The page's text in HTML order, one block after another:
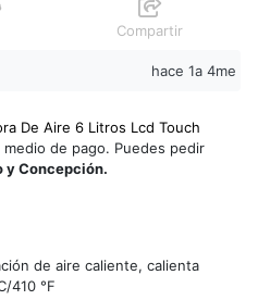
Compartir
hace 1a 4me
De Aire 6 Litros Lcd Touch
de pago. Puedes pedir
y Concepción.
de aire caliente, calienta
410 °F